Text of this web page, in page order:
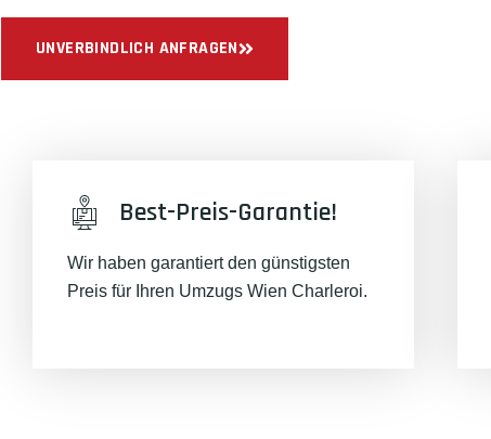
UNVERBINDLICH ANFRAGEN
Best-Preis-Garantie!
Wir haben garantiert den günstigsten
Preis für Ihren Umzugs Wien Charleroi.